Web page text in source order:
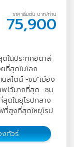
ราคาเริ่มต้น บาท/ท่าน
75,900
ดในประทศอิดาลี
ที่สุดในโลก
สไตน์ -ชม"เมือง
ไว้มากที่สุด -ชม
ดในยุโรปกลาง
ที่สูงที่สุดใหยุโรป
งทัวร์